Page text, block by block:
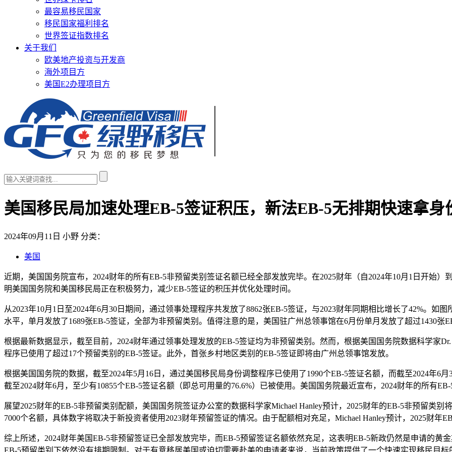
最容易移民国家
移民国家福利排名
世界签证指数排名
关于我们
欧美地产投资与开发商
海外项目方
美国E2办理项目方
美国移民局加速处理EB-5签证积压，新法EB-5无排期快速拿身
2024年09月11日 小野 分类：
美国
近期，美国国务院宣布，2024财年的所有EB-5非预留类别签证名额已经全部发放完毕。在2025财年（自2024年10月1日开始
明美国国务院和美国移民局正在积极努力，减少EB-5签证的积压并优化处理时间。
从2023年10月1日至2024年6月30日期间，通过领事处理程序共发放了8862张EB-5签证，与2023财年同期相比增长了42%。如
水平，单月发放了1689张EB-5签证，全部为非预留类别。值得注意的是，美国驻广州总领事馆在6月份单月发放了超过1430张
根据最新数据显示，截至目前，2024财年通过领事处理发放的EB-5签证均为非预留类别。然而，根据美国国务院数据科学家
程序已使用了超过17个预留类别的EB-5签证。此外，首张乡村地区类别的EB-5签证即将由广州总领事馆发放。
根据美国国务院的数据，截至2024年5月16日，通过美国移民局身份调整程序已使用了1990个EB-5签证名额，而截至2024年6
截至2024财年6月，至少有10855个EB-5签证名额（即总可用量的76.6%）已被使用。美国国务院最近宣布，2024财年的所有
展望2025财年的EB-5非预留类别配额，美国国务院签证办公室的数据科学家Michael Hanley预计，2025财年的EB-5非预留类
7000个名额，具体数字将取决于新投资者使用2023财年预留签证的情况。由于配额相对充足，Michael Hanley预计，2025财年
综上所述，2024财年美国EB-5非预留签证已全部发放完毕，而EB-5预留签证名额依然充足，这表明EB-5新政仍然是申请的黄
EB-5预留类别下依然没有排期限制。对于有意移居美国或迫切需要赴美的申请者来说，当前政策提供了一个快速实现移民目标